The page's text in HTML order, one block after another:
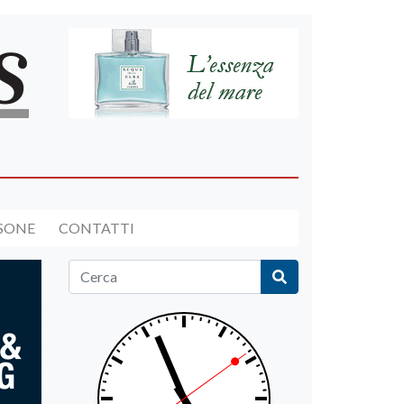
CONTATTI